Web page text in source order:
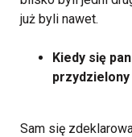
już byli nawet.
Kiedy się
przydzielony
Sam się